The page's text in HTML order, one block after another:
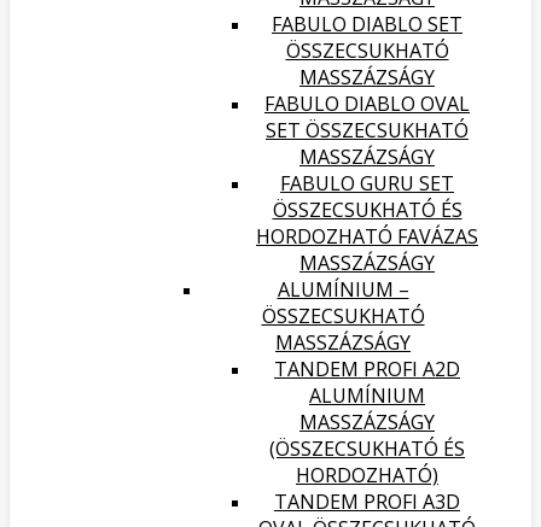
FABULO DIABLO SET
ÖSSZECSUKHATÓ
MASSZÁZSÁGY
FABULO DIABLO OVAL
SET ÖSSZECSUKHATÓ
MASSZÁZSÁGY
FABULO GURU SET
ÖSSZECSUKHATÓ ÉS
HORDOZHATÓ FAVÁZAS
MASSZÁZSÁGY
ALUMÍNIUM –
ÖSSZECSUKHATÓ
MASSZÁZSÁGY
TANDEM PROFI A2D
ALUMÍNIUM
MASSZÁZSÁGY
(ÖSSZECSUKHATÓ ÉS
HORDOZHATÓ)
TANDEM PROFI A3D